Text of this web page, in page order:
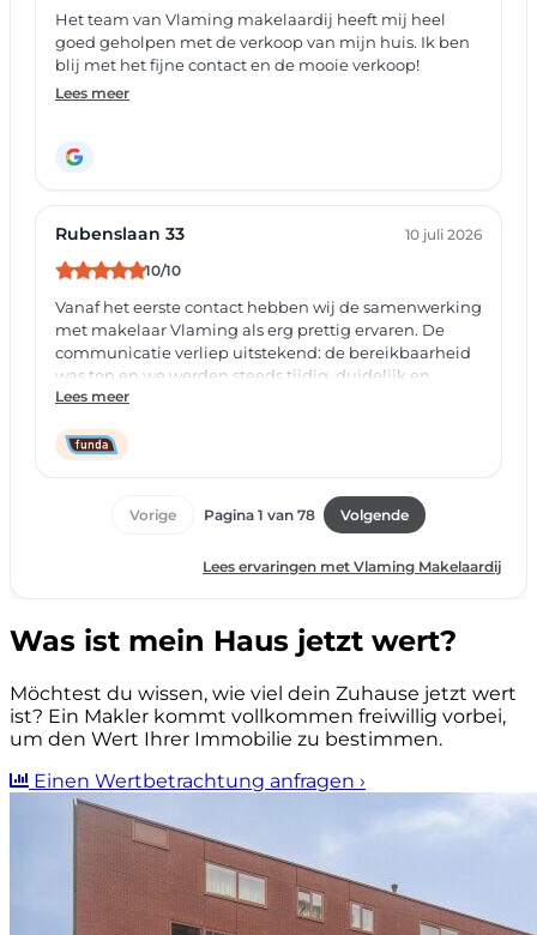
Was ist mein Haus jetzt wert?
Möchtest du wissen, wie viel dein Zuhause jetzt wert
ist? Ein Makler kommt vollkommen freiwillig vorbei,
um den Wert Ihrer Immobilie zu bestimmen.
Einen Wertbetrachtung anfragen ›